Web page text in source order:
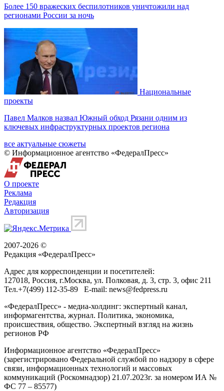
Более 150 вражеских беспилотников уничтожили над
регионами России за ночь
Национальные
проекты
Павел Малков назвал Южный обход Рязани одним из
ключевых инфраструктурных проектов региона
все актуальные сюжеты
© Информационное агентство «ФедералПресс»
О проекте
Реклама
Редакция
Авторизация
2007-2026 ©
Редакция «ФедералПресс»
Адрес для корреспонденции и посетителей:
127018, Россия, г.Москва, ул. Полковая, д. 3, стр. 3, офис 211
Тел.+7(499) 112-35-89 E-mail: news@fedpress.ru
«ФедералПресс» - медиа-холдинг: экспертный канал,
информагентства, журнал. Политика, экономика,
происшествия, общество. Экспертный взгляд на жизнь
регионов РФ
Информационное агентство «ФедералПресс»
(зарегистрировано Федеральной службой по надзору в сфере
связи, информационных технологий и массовых
коммуникаций (Роскомнадзор) 21.07.2023г. за номером ИА №
ФС 77 – 85577)